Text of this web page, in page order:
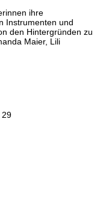
ihre
Instrumenten und
den Hintergründen zu
Maier, Lili
29